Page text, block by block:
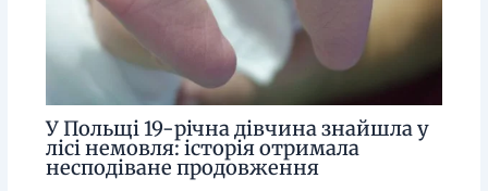
У Польщі 19-річна дівчина знайшла у
лісі немовля: історія отримала
несподіване продовження